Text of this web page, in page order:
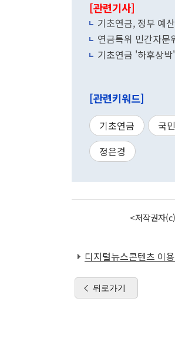
[관련기사]
기초연금, 정부 예
연금특위 민간자
기초연금 '하후상
[관련키워드]
기초연금 국
정은경
<저작권자
디지털뉴스콘텐츠 이
뒤로가기